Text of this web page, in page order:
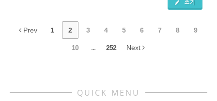
쓰기
Prev 1 2 3 4 5 6 7 8 9
10 ... 252 Next
QUICK MENU